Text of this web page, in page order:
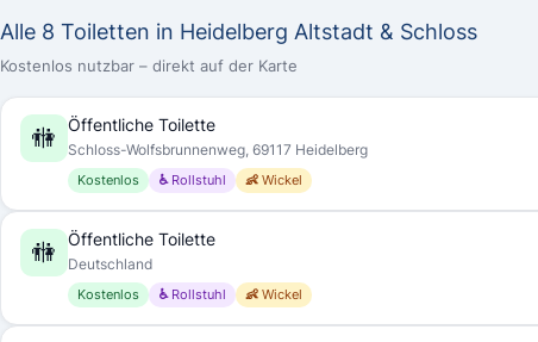
Alle 8 Toiletten in Heidelberg Altstadt & Schloss
Kostenlos nutzbar – direkt auf der Karte
🚻 Öffentliche Toilette
Schloss-Wolfsbrunnenweg, 69117 Heidelberg
Kostenlos ♿ Rollstuhl 👶 Wickel
🚻 Öffentliche Toilette
Deutschland
Kostenlos ♿ Rollstuhl 👶 Wickel